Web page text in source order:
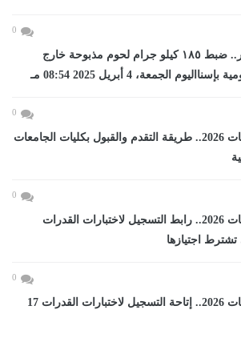
0
بيطرى الأقصر.. ضبط ١٨٥ كيلو جرام لحوم مذبوحة خارج
الجمعة، 4 أبريل 2025 08:54 مـ
0
تنسيق الجامعات 2026.. طريقة التقدم والقبول بكليات الجامعات
0
تنسيق الجامعات 2026.. رابط التسجيل لاختبارات القدرات
تشترط اجتيازها
0
تنسيق الجامعات 2026.. إتاحة التسجيل لاختبارات القدرات 17